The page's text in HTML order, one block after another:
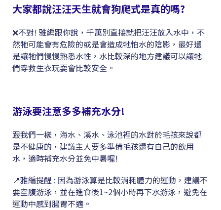
大家都說汪汪天生就會狗爬式是真的嗎?
❌不對! 雅編跟你說，千萬別直接就把汪汪放入水中，不
然牠可能會有危險的或是會造成牠怕水的陰影，最好還
是讓牠們慢慢熟悉水性，水比較深的地方建議可以讓牠
們穿救生衣玩耍會比較安全。
游泳要注意多多補充水分!
跟我們一樣，海水、溪水、泳池裡的水對於毛孩來說都
是不健康的，建議主人要多準備毛孩還有自己的飲用
水，適時補充水分並免中暑喔!
📍雅編提醒 : 因為游泳算是比較消耗體力的運動，建議不
要空腹游泳，並在進食後1~2個小時再下水游泳，避免在
運動中感到腸胃不適。